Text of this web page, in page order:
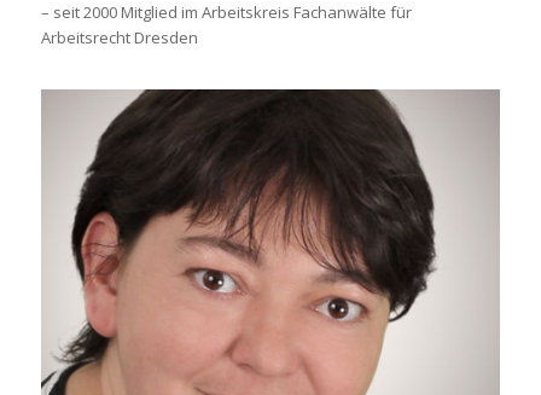
– seit 2000 Mitglied im Arbeitskreis Fachanwälte für
Arbeitsrecht Dresden